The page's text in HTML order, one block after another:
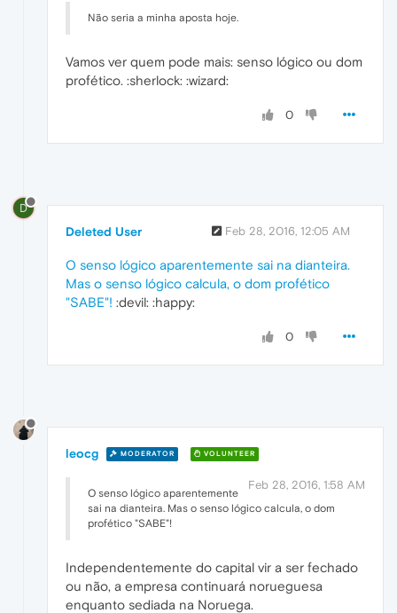
Não seria a minha aposta hoje.
Vamos ver quem pode mais: senso lógico ou dom
profético. :sherlock: :wizard:
0
D
Deleted User Feb 28, 2016, 12:05 AM
O senso lógico aparentemente sai na dianteira.
Mas o senso lógico calcula, o dom profético
"SABE"! :devil: :happy:
0
leocg MODERATOR VOLUNTEER
Feb 28, 2016, 1:58 AM
O senso lógico aparentemente
sai na dianteira. Mas o senso lógico calcula, o dom
profético "SABE"!
Independentemente do capital vir a ser fechado
ou não, a empresa continuará norueguesa
enquanto sediada na Noruega.